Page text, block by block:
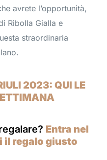
avrete l’opportunità,
Ribolla Gialla e
straordinaria
2023: QUI LE
Entra nel
il regalo giusto